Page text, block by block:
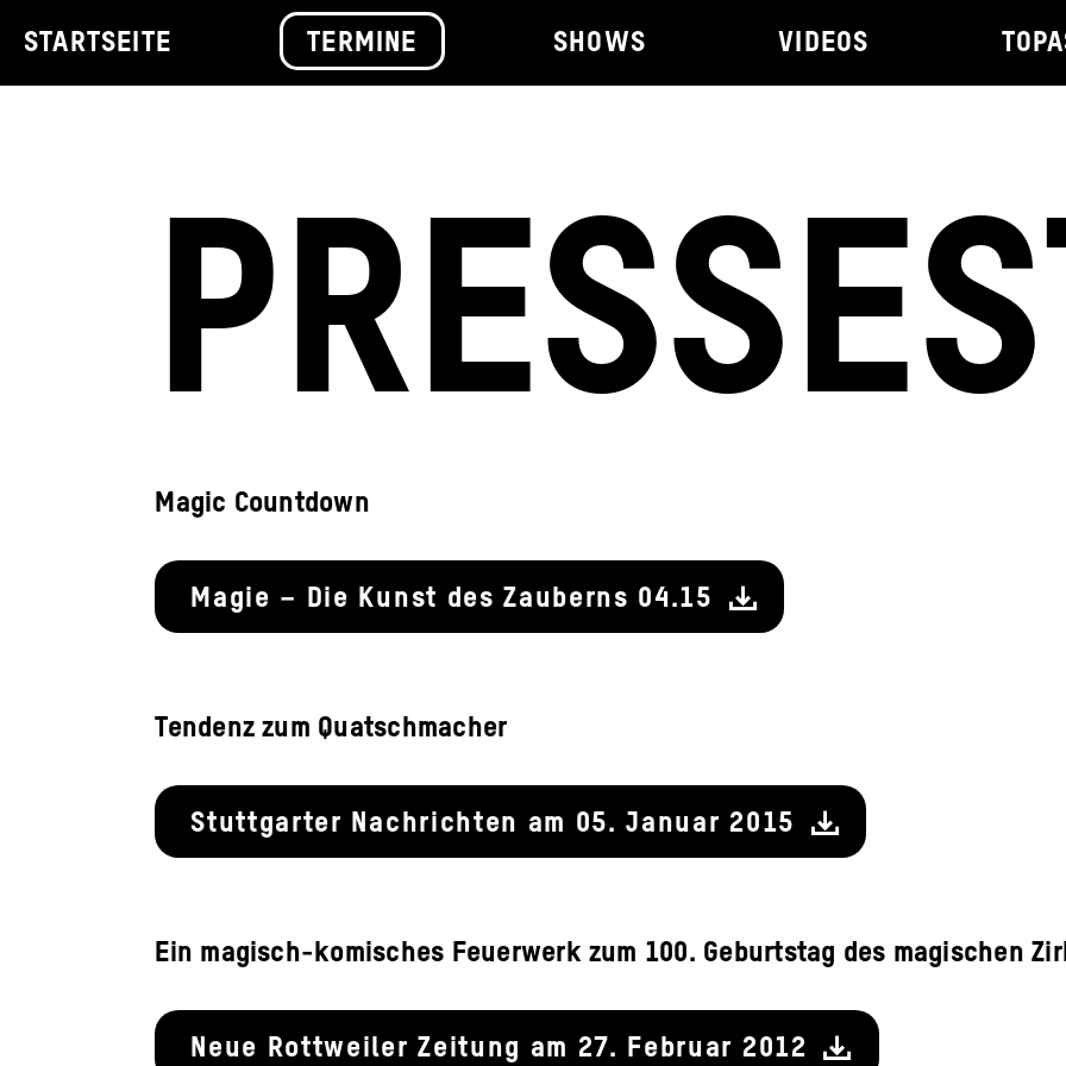
STARTSEITE TERMINE SHOWS VIDEOS
Magic Countdown
Magie – Die Kunst des Zauberns 04.15
Tendenz zum Quatschmacher
Stuttgarter Nachrichten am 05. Januar 2015
Ein magisch-komisches Feuerwerk zum 100. Geburtstag des magischen
Neue Rottweiler Zeitung am 27. Februar 2012